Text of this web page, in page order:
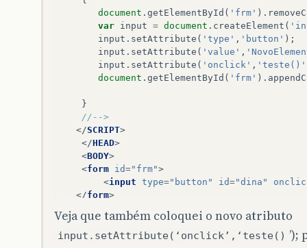
document . getElementById ( 'frm' ).
var input = document . createElement (
input . setAttribute ( 'type' , 'button' );
input . setAttribute ( 'value' ,
input . setAttribute ( 'onclick' , 'teste()'
document . getElementById ( 'frm' ).
}
//-->
</SCRIPT>
</HEAD>
<BODY>
<form id="frm">
<input type="button" id="dina"
</form>
</HTML >
Veja que também coloquei o novo atributo
input.setAttribute(‘onclick’,‘teste() ’);